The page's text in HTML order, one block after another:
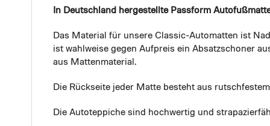
In Deutschland hergestellte Passform
Das Material für unsere Classic-Automatten ist
ist wahlweise gegen Aufpreis ein Absatzschoner
aus Mattenmaterial.
Die Rückseite jeder Matte besteht aus
Die Autoteppiche sind hochwertig und